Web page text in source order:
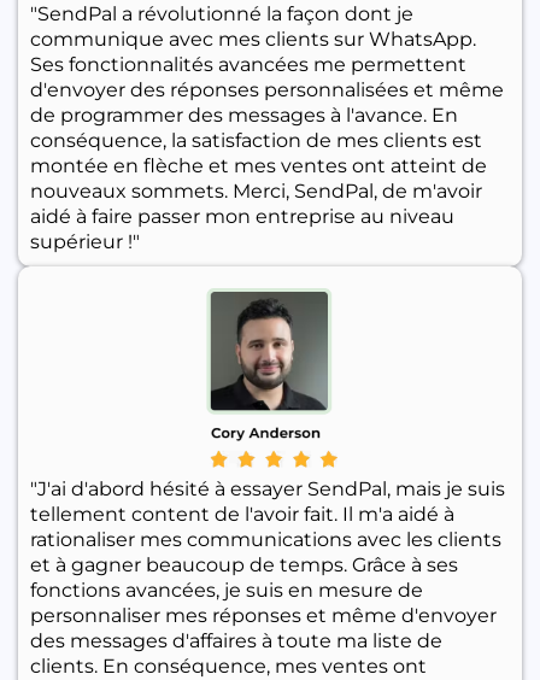
"SendPal a révolutionné la façon dont je
communique avec mes clients sur WhatsApp.
Ses fonctionnalités avancées me permettent
d'envoyer des réponses personnalisées et même
de programmer des messages à l'avance. En
conséquence, la satisfaction de mes clients est
montée en flèche et mes ventes ont atteint de
nouveaux sommets. Merci, SendPal, de m'avoir
aidé à faire passer mon entreprise au niveau
supérieur !"
"J'ai d'abord hésité à essayer SendPal, mais je suis
tellement content de l'avoir fait. Il m'a aidé à
rationaliser mes communications avec les clients
et à gagner beaucoup de temps. Grâce à ses
fonctions avancées, je suis en mesure de
personnaliser mes réponses et même d'envoyer
des messages d'affaires à toute ma liste de
clients. En conséquence, mes ventes ont